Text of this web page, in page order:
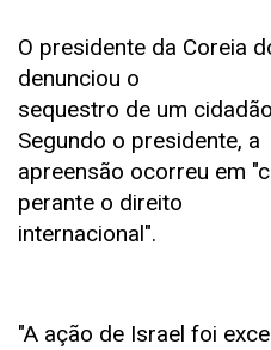
O presidente da Coreia
denunciou o
sequestro de um
Segundo o presidente, a
apreensão ocorreu em
perante o direito
internacional".
"A ação de Israel foi